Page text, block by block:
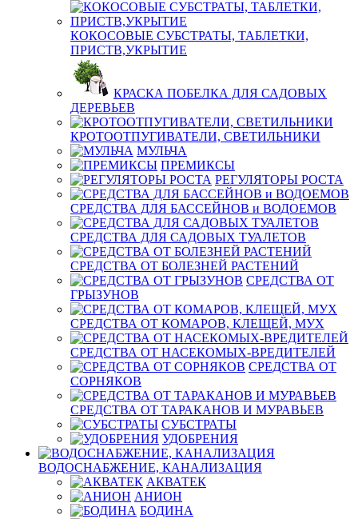
КОКОСОВЫЕ СУБСТРАТЫ, ТАБЛЕТКИ,
ПРИСТВ,УКРЫТИЕ
КРАСКА ПОБЕЛКА ДЛЯ САДОВЫХ
ДЕРЕВЬЕВ
КРОТООТПУГИВАТЕЛИ, СВЕТИЛЬНИКИ
МУЛЬЧА
ПРЕМИКСЫ
РЕГУЛЯТОРЫ РОСТА
СРЕДСТВА ДЛЯ БАССЕЙНОВ и ВОДОЕМОВ
СРЕДСТВА ДЛЯ САДОВЫХ ТУАЛЕТОВ
СРЕДСТВА ОТ БОЛЕЗНЕЙ РАСТЕНИЙ
СРЕДСТВА ОТ
ГРЫЗУНОВ
СРЕДСТВА ОТ КОМАРОВ, КЛЕЩЕЙ, МУХ
СРЕДСТВА ОТ НАСЕКОМЫХ-ВРЕДИТЕЛЕЙ
СРЕДСТВА ОТ
СОРНЯКОВ
СРЕДСТВА ОТ ТАРАКАНОВ И МУРАВЬЕВ
СУБСТРАТЫ
УДОБРЕНИЯ
ВОДОСНАБЖЕНИЕ, КАНАЛИЗАЦИЯ
АКВАТЕК
АНИОН
БОДИНА